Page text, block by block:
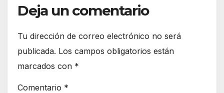
Deja un comentario
Tu dirección de correo electrónico no será
publicada. Los campos obligatorios están
marcados con *
Comentario *